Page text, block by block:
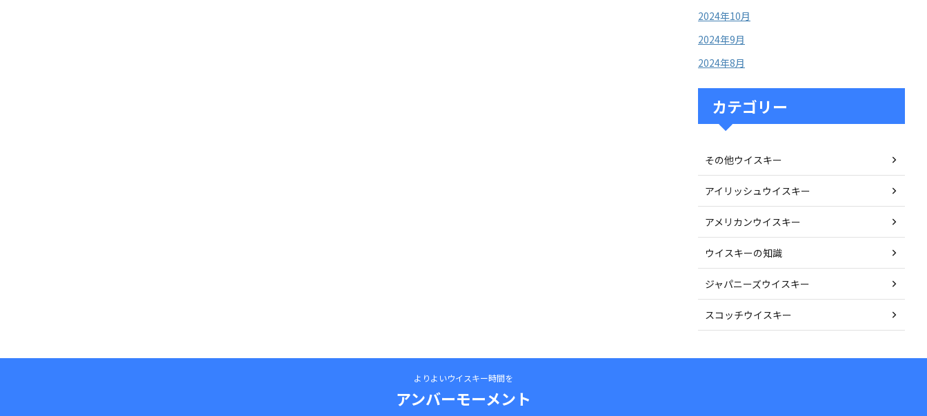
2024年10月
2024年9月
2024年8月
カテゴリー
その他ウイスキー
アイリッシュウイスキー
アメリカンウイスキー
ウイスキーの知識
ジャパニーズウイスキー
スコッチウイスキー
よりよいウイスキー時間を
アンバーモーメント